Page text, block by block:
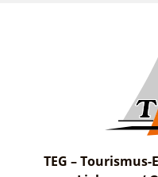
TEG –